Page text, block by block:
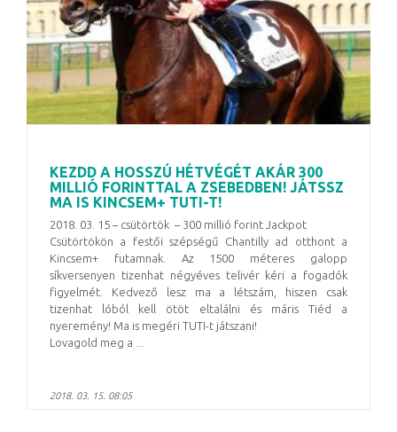
KEZDD A HOSSZÚ HÉTVÉGÉT AKÁR 300
MILLIÓ FORINTTAL A ZSEBEDBEN! JÁTSSZ
MA IS KINCSEM+ TUTI-T!
2018. 03. 15 – csütörtök – 300 millió forint Jackpot
Csütörtökön a festői szépségű Chantilly ad otthont a
Kincsem+ futamnak. Az 1500 méteres galopp
síkversenyen tizenhat négyéves telivér kéri a fogadók
figyelmét. Kedvező lesz ma a létszám, hiszen csak
tizenhat lóból kell ötöt eltalálni és máris Tiéd a
nyeremény! Ma is megéri TUTI-t játszani!
Lovagold meg a ...
2018. 03. 15. 08:05